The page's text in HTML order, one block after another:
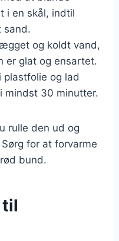
i en skål, indtil
sand.
og koldt vand,
er glat og ensartet.
og lad
mindst 30 minutter.
rulle den ud og
for at forvarme
bund.
til